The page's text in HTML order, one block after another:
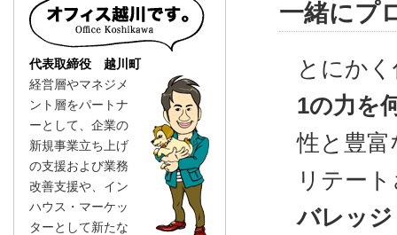
一緒にプ
とにか
1の力を
性と豊
リテー
バレッ
代表取締役 越川町
経営層やマネジメ
ント層をパートナ
ーとして、企業の
新規事業立ち上げ
の支援および業務
改善支援や、イン
ハウス・マーケッ
ターとして新たな